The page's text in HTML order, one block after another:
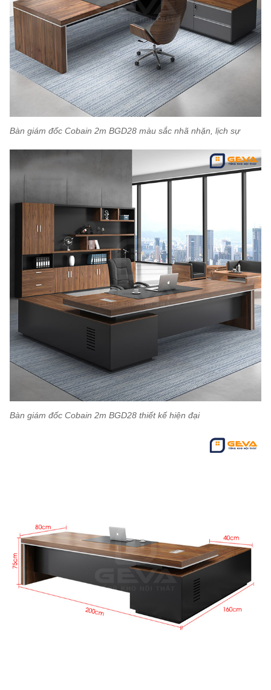
Bàn giám đốc Cobain 2m BGD28 màu sắc nhã nhặn, lịch sự
Bàn giám đốc Cobain 2m BGD28 thiết kế hiện đại